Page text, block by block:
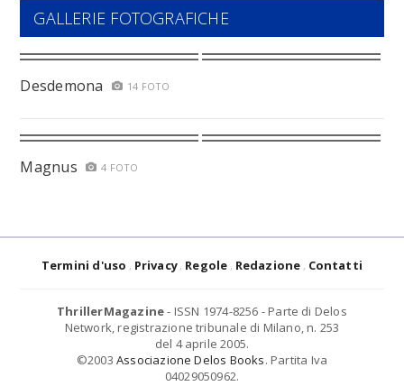
GALLERIE FOTOGRAFICHE
Desdemona 14 FOTO
Magnus 4 FOTO
Termini d'uso Privacy Regole Redazione Contatti
ThrillerMagazine- ISSN 1974-8256 - Parte di Delos
Network, registrazione tribunale di Milano, n. 253
del 4 aprile 2005.
©2003 Associazione Delos Books. Partita Iva
04029050962.